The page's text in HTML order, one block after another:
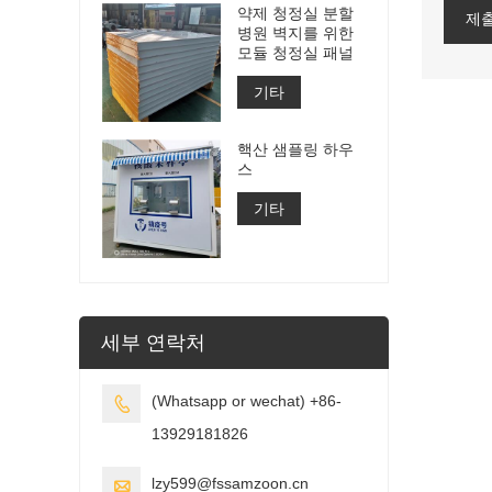
제
약제 청정실 분할
병원 벽지를 위한
모듈 청정실 패널
기타
핵산 샘플링 하우
스
기타
세부 연락처

(Whatsapp or wechat) +86-
13929181826
 lzy599@fssamzoon.cn